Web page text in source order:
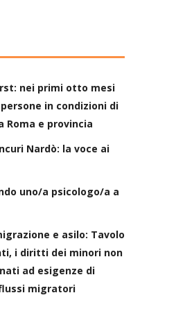
nei primi otto mesi
in condizioni di
Roma e provincia
Nardò: la voce ai
uno/a psicologo/a a
e asilo: Tavolo
i diritti dei minori non
ad esigenze di
migratori